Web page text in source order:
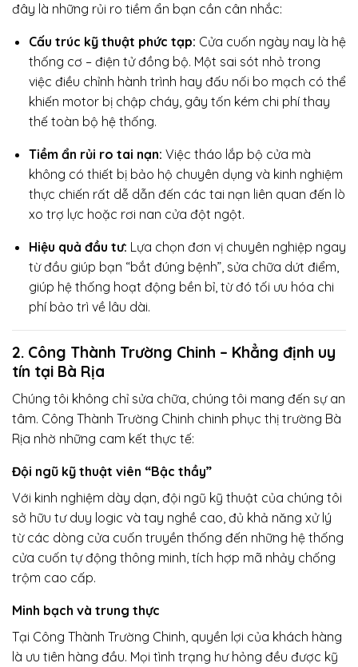
đây là những rủi ro tiềm ẩn bạn cần cân nhắc:
Cấu trúc kỹ thuật phức tạp: Cửa cuốn ngày nay là hệ
thống cơ – điện tử đồng bộ. Một sai sót nhỏ trong
việc điều chỉnh hành trình hay đấu nối bo mạch có thể
khiến motor bị chập cháy, gây tốn kém chi phí thay
thế toàn bộ hệ thống.
Tiềm ẩn rủi ro tai nạn: Việc tháo lắp bộ cửa mà
không có thiết bị bảo hộ chuyên dụng và kinh nghiệm
thực chiến rất dễ dẫn đến các tai nạn liên quan đến lò
xo trợ lực hoặc rơi nan cửa đột ngột.
Hiệu quả đầu tư: Lựa chọn đơn vị chuyên nghiệp ngay
từ đầu giúp bạn “bắt đúng bệnh”, sửa chữa dứt điểm,
giúp hệ thống hoạt động bền bỉ, từ đó tối ưu hóa chi
phí bảo trì về lâu dài.
2. Công Thành Trường Chinh – Khẳng định uy
tín tại Bà Rịa
Chúng tôi không chỉ sửa chữa, chúng tôi mang đến sự an
tâm. Công Thành Trường Chinh chinh phục thị trường Bà
Rịa nhờ những cam kết thực tế:
Đội ngũ kỹ thuật viên “Bậc thầy”
Với kinh nghiệm dày dạn, đội ngũ kỹ thuật của chúng tôi
sở hữu tư duy logic và tay nghề cao, đủ khả năng xử lý
từ các dòng cửa cuốn truyền thống đến những hệ thống
cửa cuốn tự động thông minh, tích hợp mã nhảy chống
trộm cao cấp.
Minh bạch và trung thực
Tại Công Thành Trường Chinh, quyền lợi của khách hàng
là ưu tiên hàng đầu. Mọi tình trạng hư hỏng đều được kỹ